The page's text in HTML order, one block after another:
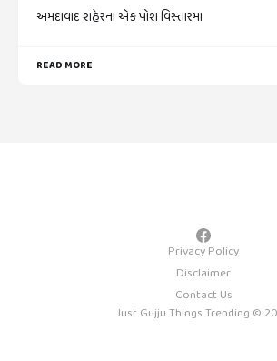
અમદાવાદ શહેરના એક પોશ વિસ્તારમા
READ MORE
Privacy Policy
Disclaimer
Contact Us
Just Gujju Things Trending ©